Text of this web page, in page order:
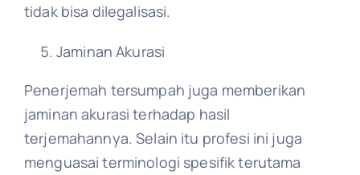
tidak bisa dilegalisasi.
Jaminan Akurasi
Penerjemah tersumpah juga memberikan
jaminan akurasi terhadap hasil
terjemahannya. Selain itu profesi ini juga
menguasai terminologi spesifik terutama